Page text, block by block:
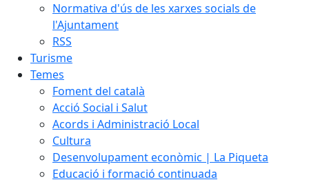
Normativa d'ús de les xarxes socials de
l'Ajuntament
RSS
Turisme
Temes
Foment del català
Acció Social i Salut
Acords i Administració Local
Cultura
Desenvolupament econòmic | La Piqueta
Educació i formació continuada